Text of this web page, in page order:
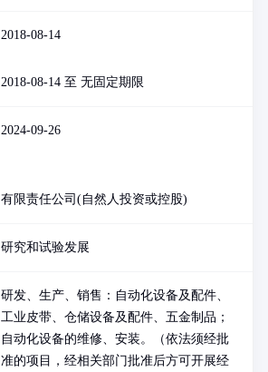
2018-08-14
2018-08-14 至 无固定期限
2024-09-26
有限责任公司(自然人投资或控股)
研究和试验发展
研发、生产、销售：自动化设备及配件、
工业皮带、仓储设备及配件、五金制品；
自动化设备的维修、安装。（依法须经批
准的项目，经相关部门批准后方可开展经